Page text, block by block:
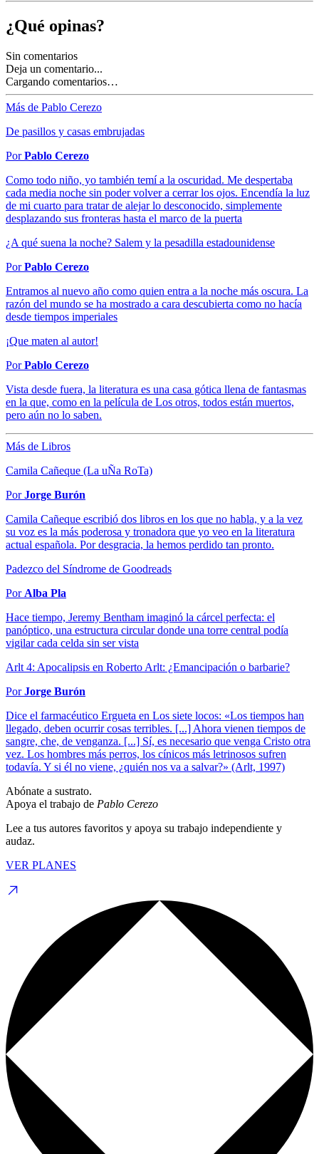
¿Qué opinas?
Sin comentarios
Deja un comentario...
Cargando comentarios…
Más de Pablo Cerezo
De pasillos y casas embrujadas
PorPablo Cerezo
Como todo niño, yo también temí a la oscuridad. Me despertaba
cada media noche sin poder volver a cerrar los ojos. Encendía la luz
de mi cuarto para tratar de alejar lo desconocido, simplemente
desplazando sus fronteras hasta el marco de la puerta
¿A qué suena la noche? Salem y la pesadilla estadounidense
PorPablo Cerezo
Entramos al nuevo año como quien entra a la noche más oscura. La
razón del mundo se ha mostrado a cara descubierta como no hacía
desde tiempos imperiales
¡Que maten al autor!
PorPablo Cerezo
Vista desde fuera, la literatura es una casa gótica llena de fantasmas
en la que, como en la película de Los otros, todos están muertos,
pero aún no lo saben.
Más de Libros
Camila Cañeque (La uÑa RoTa)
PorJorge Burón
Camila Cañeque escribió dos libros en los que no habla, y a la vez
su voz es la más poderosa y tronadora que yo veo en la literatura
actual española. Por desgracia, la hemos perdido tan pronto.
Padezco del Síndrome de Goodreads
Por Alba Pla
Hace tiempo, Jeremy Bentham imaginó la cárcel perfecta: el
panóptico, una estructura circular donde una torre central podía
vigilar cada celda sin ser vista
Arlt 4: Apocalipsis en Roberto Arlt: ¿Emancipación o barbarie?
PorJorge Burón
Dice el farmacéutico Ergueta en Los siete locos: «Los tiempos han
llegado, deben ocurrir cosas terribles. [...] Ahora vienen tiempos de
sangre, che, de venganza. [...] Sí, es necesario que venga Cristo otra
vez. Los hombres más perros, los cínicos más letrinosos sufren
todavía. Y si él no viene, ¿quién nos va a salvar?» (Arlt, 1997)
Abónate a sustrato.
Apoya el trabajo de Pablo Cerezo
Lee a tus autores favoritos y apoya su trabajo independiente y
audaz.
VER PLANES